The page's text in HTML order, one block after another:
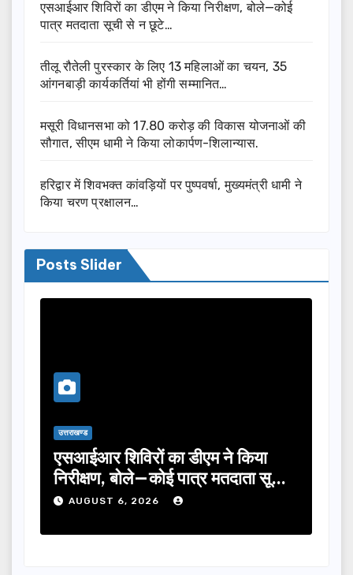
एसआईआर शिविरों का डीएम ने किया निरीक्षण, बोले—कोई
पात्र मतदाता सूची से न छूटे…
तीलू रौतेली पुरस्कार के लिए 13 महिलाओं का चयन, 35
आंगनबाड़ी कार्यकर्तियां भी होंगी सम्मानित…
मसूरी विधानसभा को 17.80 करोड़ की विकास योजनाओं की
सौगात, सीएम धामी ने किया लोकार्पण-शिलान्यास.
हरिद्वार में शिवभक्त कांवड़ियों पर पुष्पवर्षा, मुख्यमंत्री धामी ने
किया चरण प्रक्षालन…
Posts Slider
एसआईआर शिविरों का डीएम ने किया
निरीक्षण, बोले—कोई पात्र मतदाता सूची
से न छूटे…
AUGUST 6, 2026